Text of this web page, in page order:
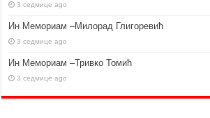
3 седмице ago
Ин Мемориам –Милорад Глигоревић
3 седмице ago
Ин Мемориам –Тривко Томић
3 седмице ago